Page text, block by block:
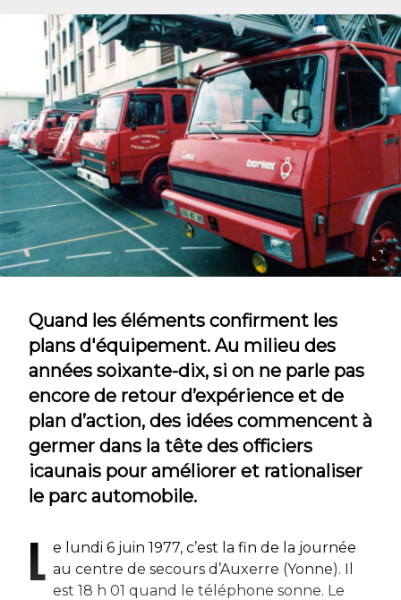
Quand les éléments confirment les
plans d'équipement. Au milieu des
années soixante-dix, si on ne parle pas
encore de retour d’expérience et de
plan d’action, des idées commencent à
germer dans la tête des officiers
icaunais pour améliorer et rationaliser
le parc automobile.
L e lundi 6 juin 1977, c’est la fin de la journée
au centre de secours d’Auxerre (Yonne). Il
est 18 h 01 quand le téléphone sonne. Le